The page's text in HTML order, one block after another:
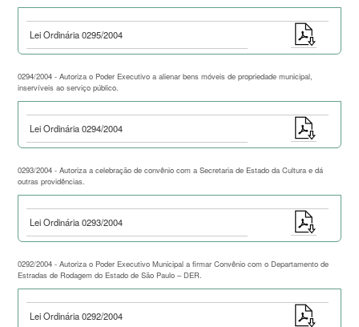
Lei Ordinária 0295/2004
0294/2004 - Autoriza o Poder Executivo a alienar bens móveis de propriedade municipal,
inservíveis ao serviço público.
Lei Ordinária 0294/2004
0293/2004 - Autoriza a celebração de convênio com a Secretaria de Estado da Cultura e dá
outras providências.
Lei Ordinária 0293/2004
0292/2004 - Autoriza o Poder Executivo Municipal a firmar Convênio com o Departamento de
Estradas de Rodagem do Estado de São Paulo – DER.
Lei Ordinária 0292/2004